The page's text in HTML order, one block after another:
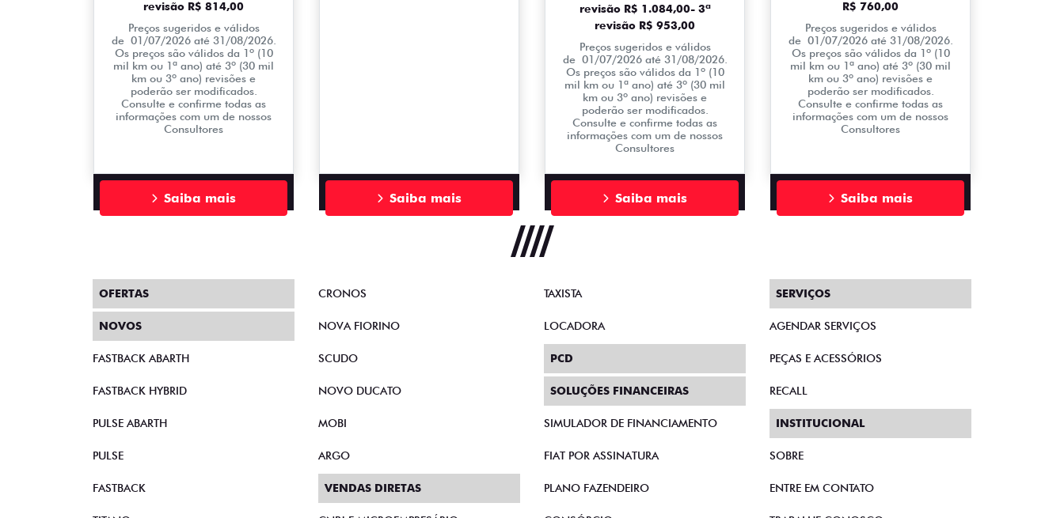
revisão R$ 814,00
Preços sugeridos e válidos
de 01/07/2026 até 31/08/2026.
Os preços são válidos da 1º (10
mil km ou 1ª ano) até 3º (30 mil
km ou 3º ano) revisões e
poderão ser modificados.
Consulte e confirme todas as
informações com um de nossos
Consultores
Saiba mais Saiba mais
revisão R$ 1.084,00- 3ª
revisão R$ 953,00
Preços sugeridos e válidos
de 01/07/2026 até 31/08/2026.
Os preços são válidos da 1º (10
mil km ou 1ª ano) até 3º (30 mil
km ou 3º ano) revisões e
poderão ser modificados.
Consulte e confirme todas as
informações com um de nossos
Consultores
Saiba mais
R$ 760,00
Preços sugeridos e válidos
de 01/07/2026 até 31/08/2026.
Os preços são válidos da 1º (10
mil km ou 1ª ano) até 3º (30 mil
km ou 3º ano) revisões e
poderão ser modificados.
Consulte e confirme todas as
informações com um de nossos
Consultores
Saiba mais
OFERTAS
NOVOS
FASTBACK ABARTH
FASTBACK HYBRID
PULSE ABARTH
PULSE
FASTBACK
CRONOS
NOVA FIORINO
SCUDO
NOVO DUCATO
MOBI
ARGO
VENDAS DIRETAS
TAXISTA
LOCADORA
PCD
SOLUÇÕES FINANCEIRAS
SIMULADOR DE FINANCIAMENTO
FIAT POR ASSINATURA
PLANO FAZENDEIRO
SERVIÇOS
AGENDAR SERVIÇOS
PEÇAS E ACESSÓRIOS
RECALL
INSTITUCIONAL
SOBRE
ENTRE EM CONTATO